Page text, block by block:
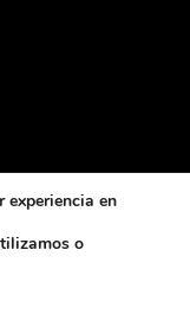
experiencia en
o